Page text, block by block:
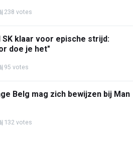
238 votes
SK klaar voor epische strijd:
doe je het"
95 votes
Belg mag zich bewijzen bij Man
132 votes